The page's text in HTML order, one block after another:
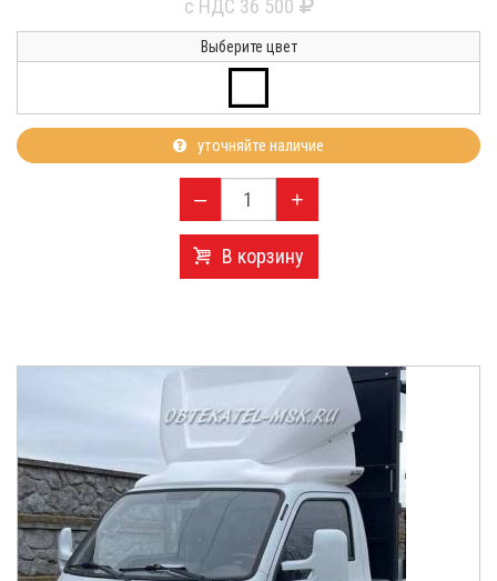
«Обтекатели (спойлеры)
с НДС 36 500
Выберите цвет
уточняйте наличие
– +
В корзину